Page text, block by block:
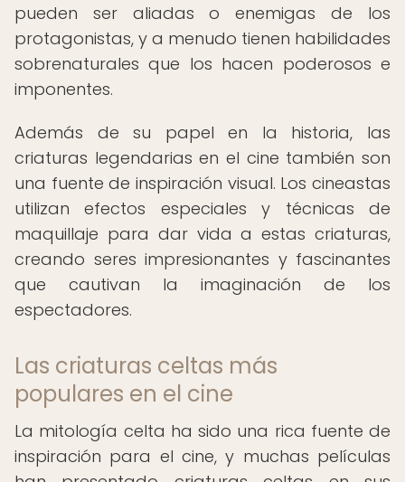
pueden ser aliadas o enemigas de los
protagonistas, y a menudo tienen habilidades
sobrenaturales que los hacen poderosos e
imponentes.
Además de su papel en la historia, las
criaturas legendarias en el cine también son
una fuente de inspiración visual. Los cineastas
utilizan efectos especiales y técnicas de
maquillaje para dar vida a estas criaturas,
creando seres impresionantes y fascinantes
que cautivan la imaginación de los
espectadores.
Las criaturas celtas más
populares en el cine
La mitología celta ha sido una rica fuente de
inspiración para el cine, y muchas películas